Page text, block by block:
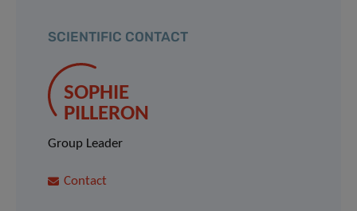
SCIENTIFIC CONTACT
SOPHIE
PILLERON
Group Leader
Contact